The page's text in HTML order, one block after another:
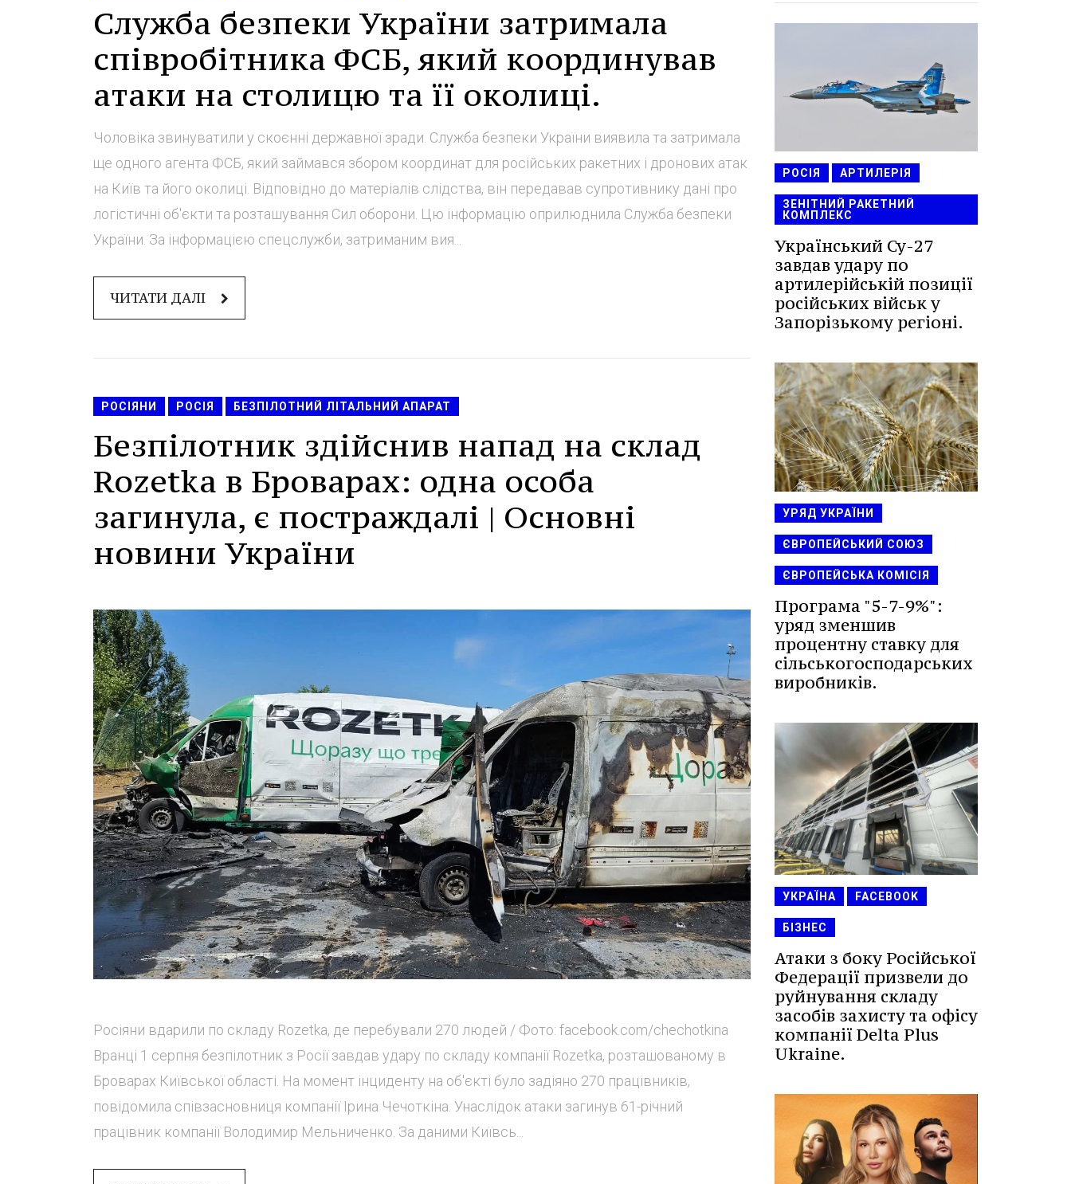
Служба безпеки України затримала
співробітника ФСБ, який координував
атаки на столицю та її околиці.
Чоловіка звинуватили у скоєнні державної зради. Служба безпеки України виявила та затримала
ще одного агента ФСБ, який займався збором координат для російських ракетних і дронових атак
на Київ та його околиці. Відповідно до матеріалів слідства, він передавав супротивнику дані про
логістичні об'єкти та розташування Сил оборони. Цю інформацію оприлюднила Служба безпеки
України. За інформацією спецслужби, затриманим вия...
ЧИТАТИ ДАЛІ
РОСІЯНИ РОСІЯ БЕЗПІЛОТНИЙ ЛІТАЛЬНИЙ АПАРАТ
Безпілотник здійснив напад на склад
Rozetka в Броварах: одна особа
загинула, є постраждалі | Основні
новини України
Росіяни вдарили по складу Rozetka, де перебували 270 людей / Фото: facebook.com/chechotkina
Вранці 1 серпня безпілотник з Росії завдав удару по складу компанії Rozetka, розташованому в
Броварах Київської області. На момент інциденту на об'єкті було задіяно 270 працівників,
повідомила співзасновниця компанії Ірина Чечоткіна. Унаслідок атаки загинув 61-річний
працівник компанії Володимир Мельниченко. За даними Київсь...
РОСІЯ АРТИЛЕРІЯ
ЗЕНІТНИЙ РАКЕТНИЙ
КОМПЛЕКС
Український Су-27
завдав удару по
артилерійській позиції
російських військ у
Запорізькому регіоні.
УРЯД УКРАЇНИ
ЄВРОПЕЙСЬКИЙ СОЮЗ
ЄВРОПЕЙСЬКА КОМІСІЯ
Програма "5-7-9%":
уряд зменшив
процентну ставку для
сільськогосподарських
виробників.
УКРАЇНА FACEBOOK
БІЗНЕС
Атаки з боку Російської
Федерації призвели до
руйнування складу
засобів захисту та офісу
компанії Delta Plus
Ukraine.